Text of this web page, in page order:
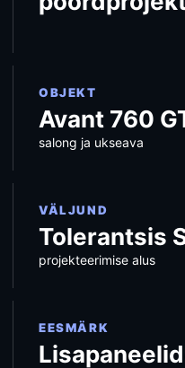
OBJEKT
Avant 760
salong ja ukseava
VÄLJUND
Tolerantsis
projekteerimise alus
EESMÄRK